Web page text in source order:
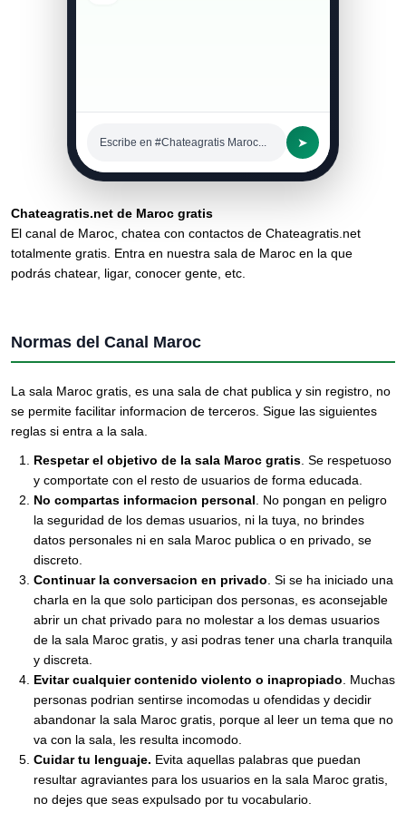
Escribe en #Chateagratis Maroc... ➤
Chateagratis.net de Maroc gratis
El canal de Maroc, chatea con contactos de Chateagratis.net
totalmente gratis. Entra en nuestra sala de Maroc en la que
podrás chatear, ligar, conocer gente, etc.
Normas del Canal Maroc
La sala Maroc gratis, es una sala de chat publica y sin registro, no
se permite facilitar informacion de terceros. Sigue las siguientes
reglas si entra a la sala.
Respetar el objetivo de la sala Maroc gratis . Se respetuoso
y comportate con el resto de usuarios de forma educada.
No compartas informacion personal . No pongan en peligro
la seguridad de los demas usuarios, ni la tuya, no brindes
datos personales ni en sala Maroc publica o en privado, se
discreto.
Continuar la conversacion en privado . Si se ha iniciado una
charla en la que solo participan dos personas, es aconsejable
abrir un chat privado para no molestar a los demas usuarios
de la sala Maroc gratis, y asi podras tener una charla tranquila
y discreta.
Evitar cualquier contenido violento o inapropiado . Muchas
personas podrian sentirse incomodas u ofendidas y decidir
abandonar la sala Maroc gratis, porque al leer un tema que no
va con la sala, les resulta incomodo.
Cuidar tu lenguaje. Evita aquellas palabras que puedan
resultar agraviantes para los usuarios en la sala Maroc gratis,
no dejes que seas expulsado por tu vocabulario.